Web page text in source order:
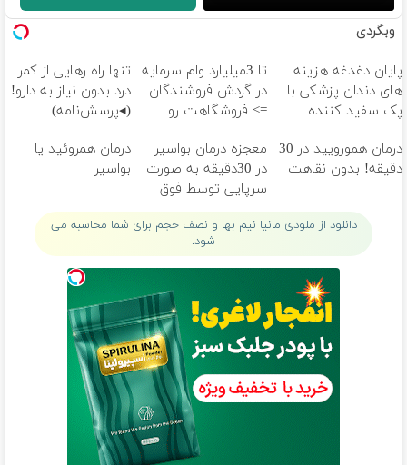
وبگردی
پایان دغدغه هزینه
های دندان پزشکی با
پک سفید کننده
تا 3میلیارد وام سرمایه
در گردش فروشندگان
=> فروشگاهت رو
تنها راه رهایی از کمر
درد بدون نیاز به دارو!
(◂پرسش‌نامه)
درمان همورویید در 30
دقیقه! بدون نقاهت
معجزه درمان بواسیر
در 30دقیقه به صورت
سرپایی توسط فوق
تخصص
درمان همروئید یا
بواسیر
دانلود از ملودی مانیا نیم بها و نصف حجم برای شما محاسبه می
شود.